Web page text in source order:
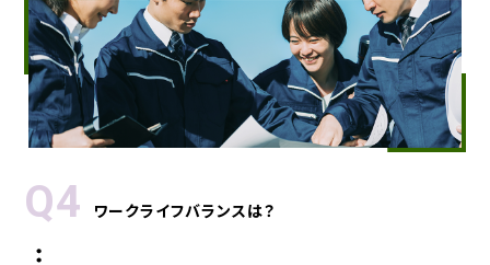
Q4 ワークライフバランスは？